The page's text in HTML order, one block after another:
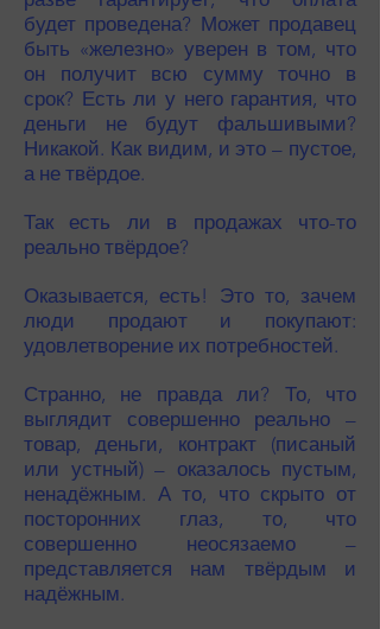
будет проведена? Может продавец
быть «железно» уверен в том, что
он получит всю сумму точно в
срок? Есть ли у него гарантия, что
деньги не будут фальшивыми?
Никакой. Как видим, и это – пустое,
а не твёрдое.
Так есть ли в продажах что-то
реально твёрдое?
Оказывается, есть! Это то, зачем
люди продают и покупают:
удовлетворение их потребностей.
Странно, не правда ли? То, что
выглядит совершенно реально –
товар, деньги, контракт (писаный
или устный) – оказалось пустым,
ненадёжным. А то, что скрыто от
посторонних глаз, то, что
совершенно неосязаемо –
представляется нам твёрдым и
надёжным.